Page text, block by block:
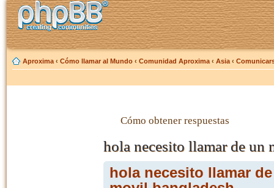
Aproxima ‹ Cómo llamar al Mundo ‹ Comunidad Aproxima ‹ Asia ‹
Cómo obtener respuestas
hola necesito llamar de un
hola necesito llamar